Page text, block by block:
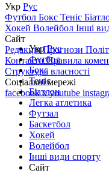
Укр Рус
Футбол Бокс Теніс
Хокей Волейбол Інші
Сайт
РедакціяПрогнози
КонтактиПравила
Структура власності
Соціальні мережі
facebookxyoutube
УкрРус
Футбол
Бокс
Теніс
Біатлон
Легка атлетика
Футзал
Баскетбол
Хокей
Волейбол
Інші види спорту
Сайт